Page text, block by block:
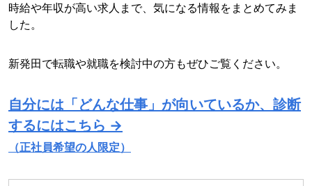
時給や年収が高い求人まで、気になる情報をまとめてみま
した。
新発田で転職や就職を検討中の方もぜひご覧ください。
自分には「どんな仕事」が向いているか、診断
するにはこちら →
（正社員希望の人限定）